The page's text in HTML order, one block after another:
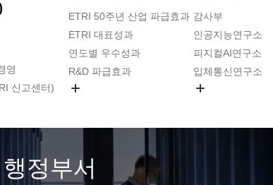
영
신고센터)
ETRI 50주년 산업 파급효과
ETRI 대표성과
연도별 우수성과
R&D 파급효과
감사부
인공지능연구소
피지컬AI연구소
입체통신연구소
정부서